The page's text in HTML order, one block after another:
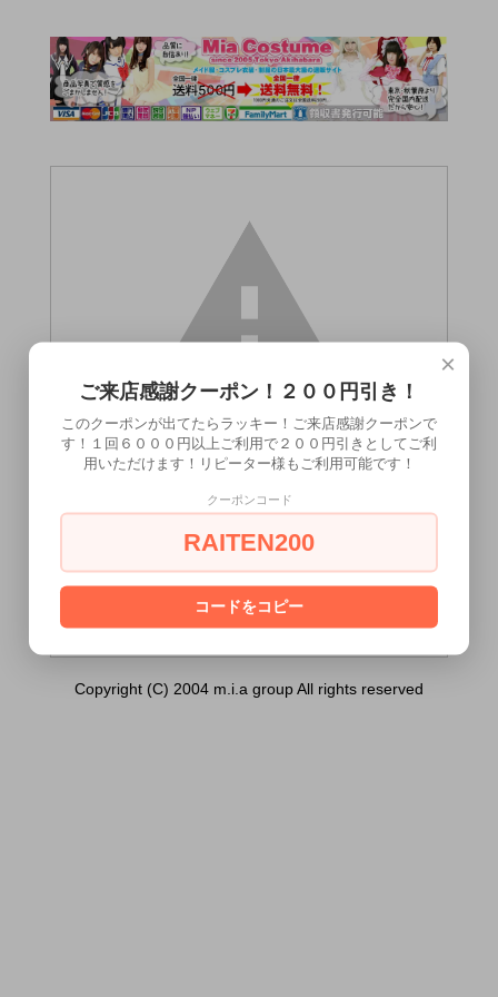
ッド）は18歳未満の方には販売できませ
[ はい ] [ いいえ ]
Copyright (C) 2004 m.i.a group All rights reserved
×
ご来店感謝クーポン！２００円引き！
このクーポンが出てたらラッキー！ご来店感謝クーポンで
す！１回６０００円以上ご利用で２００円引きとしてご利
用いただけます！リピーター様もご利用可能です！
クーポンコード
RAITEN200
コードをコピー